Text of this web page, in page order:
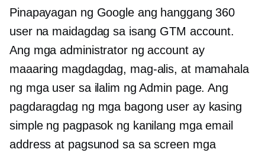
Pinapayagan ng Google ang hanggang 360
user na maidagdag sa isang GTM account.
Ang mga administrator ng account ay
maaaring magdagdag, mag-alis, at mamahala
ng mga user sa ilalim ng Admin page. Ang
pagdaragdag ng mga bagong user ay kasing
simple ng pagpasok ng kanilang mga email
address at pagsunod sa sa screen mga